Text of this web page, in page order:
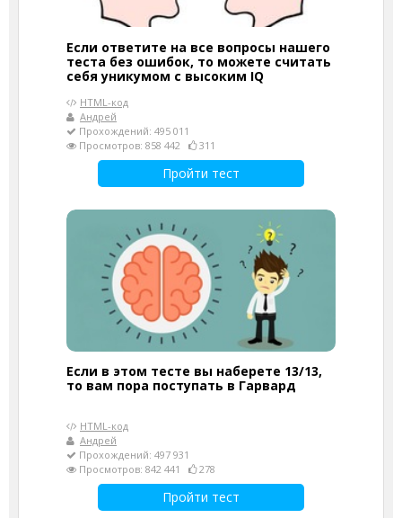
Если ответите на все вопросы нашего
теста без ошибок, то можете считать
себя уникумом с высоким IQ
HTML-код
Андрей
Прохождений: 495 011
Просмотров: 858 442
311
Пройти тест
Если в этом тесте вы наберете 13/13,
то вам пора поступать в Гарвард
HTML-код
Андрей
Прохождений: 497 931
Просмотров: 842 441
278
Пройти тест